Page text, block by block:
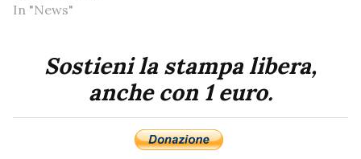
In "News"
Sostieni la stampa libera,
anche con 1 euro.